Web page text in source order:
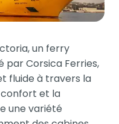
un ferry
par Corsica Ferries,
fluide à travers la
confort et la
une variété